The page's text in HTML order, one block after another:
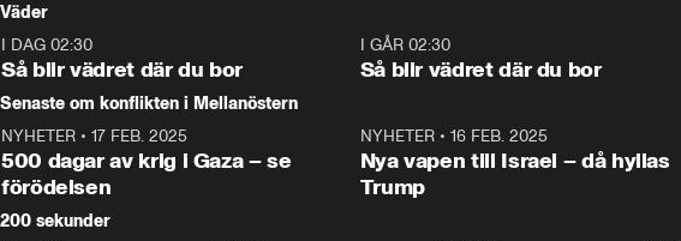
tonårsutvisningarna och hur
Moderaterna ska locka
väljare till valet i höst.
Väder
I DAG 02:30
Så blir vädret där du bor
I GÅR 02:30
Så blir vädret där du bor
Senaste om konflikten i Mellanöstern
NYHETER • 17 FEB. 2025
500 dagar av krig i Gaza – se
förödelsen
NYHETER• 16 FEB. 2025
Nya vapen till Israel – då hyllas
Trump
200 sekunder